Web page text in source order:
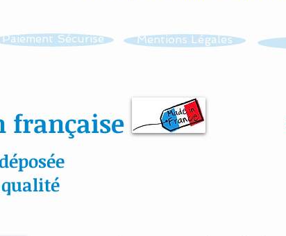
Paiement Sécurisé Mentions Légales
française
qualité